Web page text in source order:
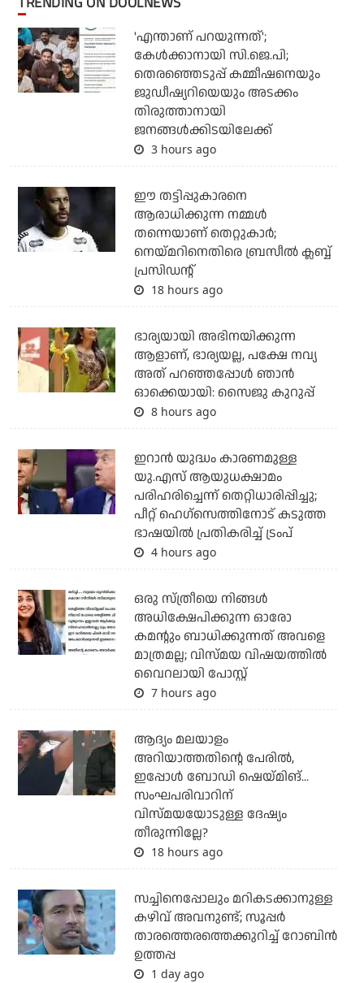
'എന്താണ് പറയുന്നത്';
കേള്‍ക്കാനായി സി.ജെ.പി;
തെരഞ്ഞെടുപ്പ് കമ്മീഷനെയും
ജുഡീഷ്യറിയെയും അടക്കം
തിരുത്താനായി
ജനങ്ങള്‍ക്കിടയിലേക്ക്
3 hours ago
ഈ തട്ടിപ്പുകാരനെ
ആരാധിക്കുന്ന നമ്മള്‍
തന്നെയാണ് തെറ്റുകാര്‍;
നെയ്മറിനെതിരെ ബ്രസീല്‍ ക്ലബ്ബ്
പ്രസിഡന്റ്
18 hours ago
ഭാര്യയായി അഭിനയിക്കുന്ന
ആളാണ്, ഭാര്യയല്ല, പക്ഷേ നവ്യ
അത് പറഞ്ഞപ്പോള്‍ ഞാന്‍
ഓക്കെയായി: സൈജു കുറുപ്പ്
8 hours ago
ഇറാന്‍ യുദ്ധം കാരണമുള്ള
യു.എസ് ആയുധക്ഷാമം
പരിഹരിച്ചെന്ന് തെറ്റിധാരിപ്പിച്ചു;
പീറ്റ് ഹെഗ്‌സെത്തിനോട് കടുത്ത
ഭാഷയില്‍ പ്രതികരിച്ച് ട്രംപ്
4 hours ago
ഒരു സ്ത്രീയെ നിങ്ങള്‍
അധിക്ഷേപിക്കുന്ന ഓരോ
കമന്റും ബാധിക്കുന്നത് അവളെ
മാത്രമല്ല; വിസ്മയ വിഷയത്തില്‍
വൈറലായി പോസ്റ്റ്
7 hours ago
ആദ്യം മലയാളം
അറിയാത്തതിന്റെ പേരില്‍,
ഇപ്പോള്‍ ബോഡി ഷെയ്മിങ്...
സംഘപരിവാറിന്
വിസ്മയയോടുള്ള ദേഷ്യം
തീരുന്നില്ലേ?
18 hours ago
സച്ചിനെപ്പോലും മറികടക്കാനുള്ള
കഴിവ് അവനുണ്ട്; സൂപ്പര്‍
താരത്തെരത്തെക്കുറിച്ച് റോബിന്‍
ഉത്തപ്പ
1 day ago